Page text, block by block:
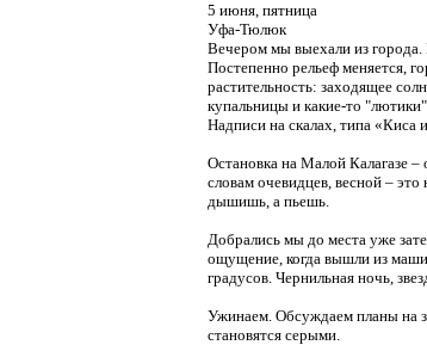
5 июня, пятница
Уфа-Тюлюк
Вечером мы выехали из города.
Постепенно рельеф меняется,
растительность: заходящее
купальницы и какие-то
Надписи на скалах, типа «Киса
Остановка на Малой Калагазе –
словам очевидцев, весной –
дышишь, а пьешь.
Добрались мы до места уже
ощущение, когда вышли из
градусов. Чернильная ночь,
Ужинаем. Обсуждаем планы на
становятся серыми.